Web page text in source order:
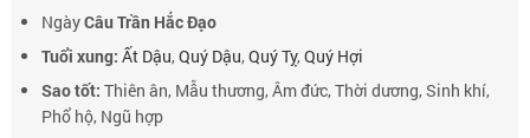
NgàyCâu Trần Hắc Đạo
Tuổi xung: Ất Dậu,Quý Dậu,Quý Tỵ,Quý Hợi
Sao tốt: Thiên ân, Mẫu thương, Âm đức, Thời dương, Sinh khí,
Phổ hộ, Ngũ hợp